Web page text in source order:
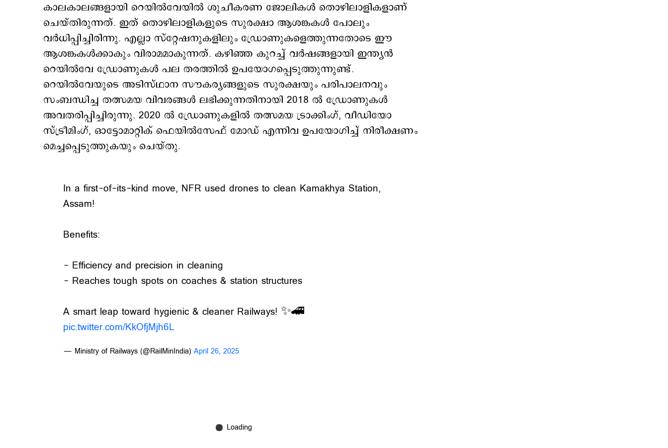
കാലകാലങ്ങളായി റെയില്‍വേയില്‍ ശുചീകരണ ജോലികൾ തൊഴിലാളികളാണ്
ചെയ്തിരുന്നത്. ഇത് തൊഴിലാളികളുടെ സുരക്ഷാ ആശങ്കകൾ പോലും
വര്‍ധിപ്പിച്ചിരിന്നു. എല്ലാ സ്റ്റേഷനുകളിലും ഡ്രോണുകളെത്തുന്നതോടെ ഈ
ആശങ്കകള്‍ക്കാകും വിരാമമാകുന്നത്. കഴിഞ്ഞ കുറച്ച് വർഷങ്ങളായി ഇന്ത്യൻ
റെയിൽവേ ഡ്രോണുകൾ പല തരത്തിൽ ഉപയോഗപ്പെടുത്തുന്നുണ്ട്.
റെയിൽവേയുടെ അടിസ്ഥാന സൗകര്യങ്ങളുടെ സുരക്ഷയും പരിപാലനവും
സംബന്ധിച്ച തത്സമയ വിവരങ്ങൾ ലഭിക്കുന്നതിനായി 2018 ൽ ഡ്രോണുകൾ
അവതരിപ്പിച്ചിരുന്നു. 2020 ൽ ‍ഡ്രോണുകളില്‍ തത്സമയ ട്രാക്കിംഗ്, വീഡിയോ
സ്ട്രീമിംഗ്, ഓട്ടോമാറ്റിക് ഫെയിൽസേഫ് മോഡ് എന്നിവ ഉപയോഗിച്ച് നിരീക്ഷണം
മെച്ചപ്പെടുത്തുകയും ചെയ്തു.
In a first-of-its-kind move, NFR used drones to clean Kamakhya Station,
Assam!
Benefits:
- Efficiency and precision in cleaning
- Reaches tough spots on coaches & station structures
A smart leap toward hygienic & cleaner Railways! ✨🚄
pic.twitter.com/KkOfjMjh6L
— Ministry of Railways (@RailMinIndia) April 26, 2025